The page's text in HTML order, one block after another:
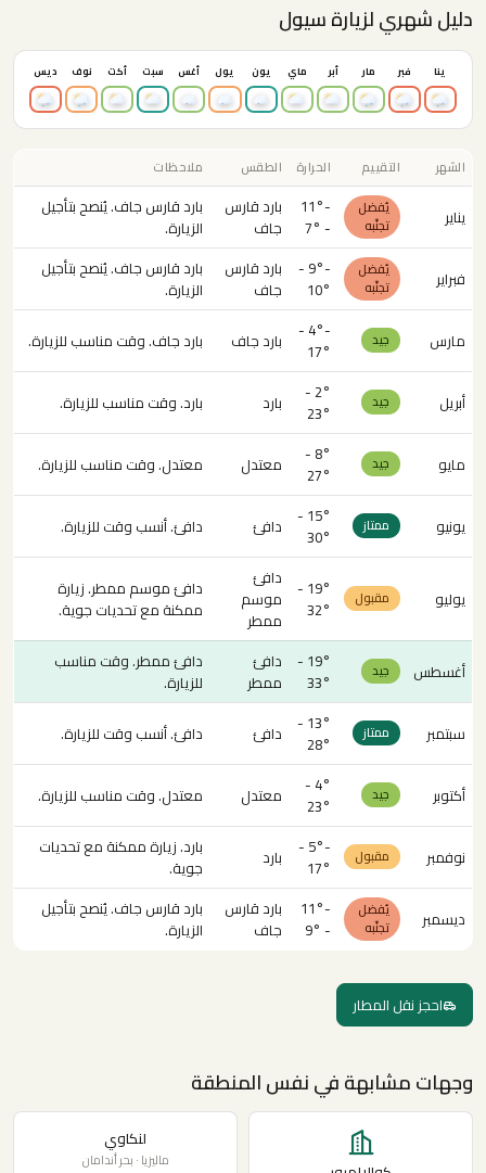
دليل شهري لزيارة سيول
ينا فبر مار أبر ماي يون يول أغس سبت أكت نوف ديس
الشهر التقييم الحرارة الطقس ملاحظات
يناير
يُفضل
تجنّبه
-11°
- 7°
بارد قارس
جاف
بارد قارس جاف. يُنصح بتأجيل
الزيارة.
فبراير
يُفضل
تجنّبه
-9° -
10°
بارد قارس
جاف
بارد قارس جاف. يُنصح بتأجيل
الزيارة.
مارس
جيد
-4° -
17°
بارد جاف بارد جاف. وقت مناسب للزيارة.
أبريل جيد
2° -
23°
بارد بارد. وقت مناسب للزيارة.
مايو جيد
8° -
27°
معتدل معتدل. وقت مناسب للزيارة.
يونيو ممتاز
15° -
30°
دافئ دافئ. أنسب وقت للزيارة.
يوليو مقبول
19° -
32°
دافئ
موسم
ممطر
دافئ موسم ممطر. زيارة
ممكنة مع تحديات جوية.
أغسطس جيد
19° -
33°
دافئ
ممطر
دافئ ممطر. وقت مناسب
للزيارة.
سبتمبر
ممتاز
13° -
28°
دافئ دافئ. أنسب وقت للزيارة.
أكتوبر جيد
4° -
23°
معتدل معتدل. وقت مناسب للزيارة.
نوفمبر مقبول
-5° -
17°
بارد
بارد. زيارة ممكنة مع تحديات
جوية.
ديسمبر
يُفضل
تجنّبه
-11°
- 9°
بارد قارس
جاف
بارد قارس جاف. يُنصح بتأجيل
الزيارة.
احجز نقل المطار
وجهات مشابهة في نفس المنطقة
لنكاوي
ماليزيا · بحر أندامان